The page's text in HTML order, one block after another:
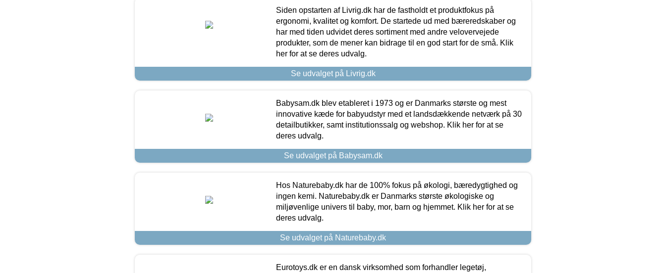
Siden opstarten af Livrig.dk har de fastholdt et produktfokus på
ergonomi, kvalitet og komfort. De startede ud med bæreredskaber og
har med tiden udvidet deres sortiment med andre velovervejede
produkter, som de mener kan bidrage til en god start for de små. Klik
her for at se deres udvalg.
Se udvalget på Livrig.dk
Babysam.dk blev etableret i 1973 og er Danmarks største og mest
innovative kæde for babyudstyr med et landsdækkende netværk på 30
detailbutikker, samt institutionssalg og webshop. Klik her for at se
deres udvalg.
Se udvalget på Babysam.dk
Hos Naturebaby.dk har de 100% fokus på økologi, bæredygtighed og
ingen kemi. Naturebaby.dk er Danmarks største økologiske og
miljøvenlige univers til baby, mor, barn og hjemmet. Klik her for at se
deres udvalg.
Se udvalget på Naturebaby.dk
Eurotoys.dk er en dansk virksomhed som forhandler legetøj,